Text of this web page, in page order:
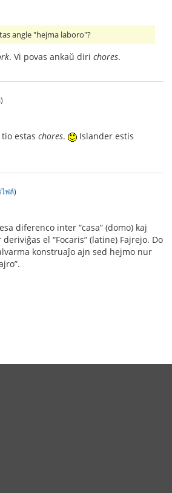
angle "hejma laboro"?
. Vi povas ankaŭ diri chores.
)
estas chores.
Islander estis
ฟล์)
diferenco inter “casa” (domo) kaj
deriviĝas el “Focaris” (latine) Fajrejo. Do
konstruaĵo ajn sed hejmo nur